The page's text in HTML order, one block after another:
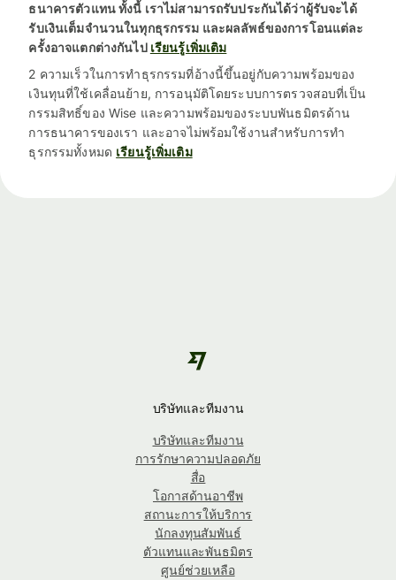
ธนาคารตัวแทน ทั้งนี้ เราไม่สามารถรับประกันได้ว่าผู้รับจะได้
รับเงินเต็มจำนวนในทุกธุรกรรม และผลลัพธ์ของการโอนแต่ละ
ครั้งอาจแตกต่างกันไป เรียนรู้เพิ่มเติม
2 ความเร็วในการทำธุรกรรมที่อ้างนี้ขึ้นอยู่กับความพร้อมของ
เงินทุนที่ใช้เคลื่อนย้าย, การอนุมัติโดยระบบการตรวจสอบที่เป็น
กรรมสิทธิ์ของ Wise และความพร้อมของระบบพันธมิตรด้าน
การธนาคารของเรา และอาจไม่พร้อมใช้งานสำหรับการทำ
ธุรกรรมทั้งหมด เรียนรู้เพิ่มเติม
บริษัทและทีมงาน
บริษัทและทีมงาน
การรักษาความปลอดภัย
สื่อ
โอกาสด้านอาชีพ
สถานะการให้บริการ
นักลงทุนสัมพันธ์
ตัวแทนและพันธมิตร
ศูนย์ช่วยเหลือ